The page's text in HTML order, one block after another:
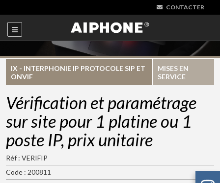
CONTACTER
IX - INTERPHONIE IP PROTOCOLE SIP ET
ONVIF
MISES EN
SERVICE
Vérification et paramétrage
sur site pour 1 platine ou 1
poste IP, prix unitaire
Réf : VERIFIP
Code : 200811